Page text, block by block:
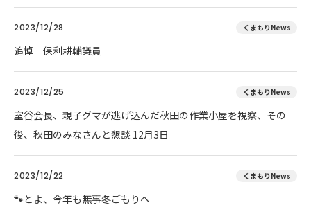
2023/12/28 くまもりNews
追悼 保利耕輔議員
2023/12/25 くまもりNews
室谷会長、親子グマが逃げ込んだ秋田の作業小屋を視察、その
後、秋田のみなさんと懇談 12月3日
2023/12/22 くまもりNews
🐾とよ、今年も無事冬ごもりへ